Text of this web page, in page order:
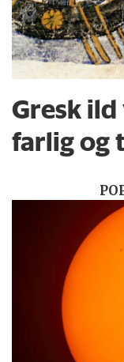
Gresk
farlig og